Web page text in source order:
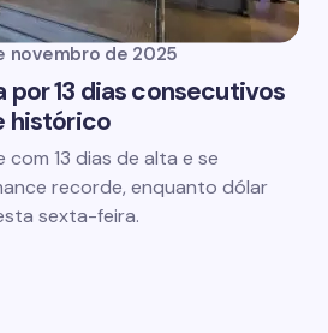
novembro de 2025
por 13 dias consecutivos
histórico
13 dias de alta e se
recorde, enquanto dólar
sexta-feira.